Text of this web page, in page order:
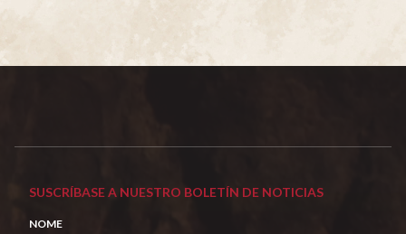
SUSCRÍBASE A NUESTRO BOLETÍN DE NOTICIAS
NOME